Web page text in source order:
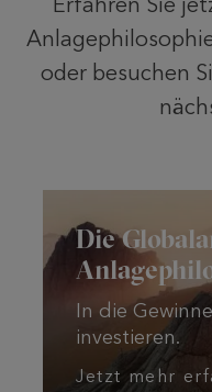
oder besuchen
Die
In die
investieren.
Jetzt mehr